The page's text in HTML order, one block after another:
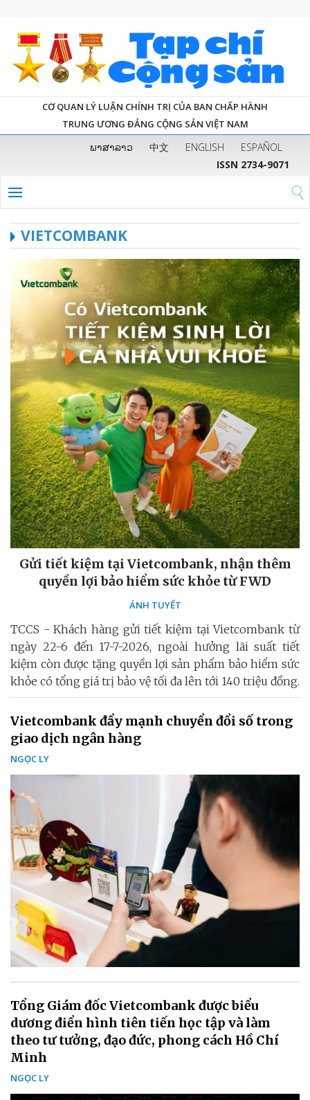
CƠ QUAN LÝ LUẬN CHÍNH TRỊ CỦA BAN CHẤP HÀNH
TRUNG ƯƠNG ĐẢNG CỘNG SẢN VIỆT NAM
ພາສາລາວ 中文 ENGLISH
ESPAÑOL
ISSN 2734-9071
VIETCOMBANK
Gửi tiết kiệm tại Vietcombank, nhận thêm
quyền lợi bảo hiểm sức khỏe từ FWD
ÁNH TUYẾT
TCCS - Khách hàng gửi tiết kiệm tại Vietcombank từ
ngày 22-6 đến 17-7-2026, ngoài hưởng lãi suất tiết
kiệm còn được tặng quyền lợi sản phẩm bảo hiểm sức
khỏe có tổng giá trị bảo vệ tối đa lên tới 140 triệu đồng.
Vietcombank đẩy mạnh chuyển đổi số trong
giao dịch ngân hàng
NGỌC LY
Tổng Giám đốc Vietcombank được biểu
dương điển hình tiên tiến học tập và làm
theo tư tưởng, đạo đức, phong cách Hồ Chí
Minh
NGỌC LY